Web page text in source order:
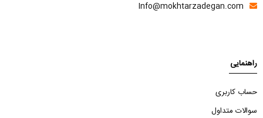
Info@mokhtarzadegan.com
راهنمایی
حساب کاربری
سوالات متداول